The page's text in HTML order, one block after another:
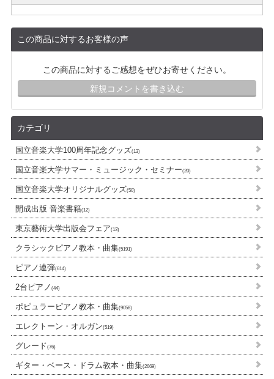
カテゴリ
国立音楽大学100周年記念グッズ(13)
国立音楽大学サマー・ミュージック・セミナー(20)
国立音楽大学オリジナルグッズ(50)
開成出版 音楽書籍(12)
東京藝術大学出版会フェア(13)
クラシックピアノ教本・曲集(5191)
ピアノ連弾(614)
2台ピアノ (44)
ポピュラーピアノ教本・曲集(9058)
エレクトーン・オルガン(519)
グレード(76)
ギター・ベース・ドラム教本・曲集(2669)
この商品に対するお客様の声
この商品に対するご感想をぜひお寄せください。
新規コメントを書き込む